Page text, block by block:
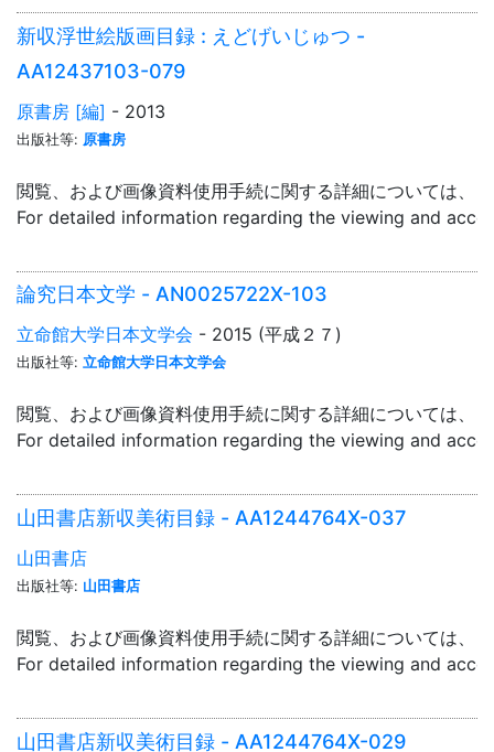
新収浮世絵版画目録 : えどげいじゅつ -
AA12437103-079
原書房 [編] - 2013
出版社等: 原書房
閲覧、および画像資料使用手続に関する詳細については、「
For detailed information regarding the viewing and
論究日本文学 - AN0025722X-103
立命館大学日本文学会 - 2015 (平成２７)
出版社等: 立命館大学日本文学会
閲覧、および画像資料使用手続に関する詳細については、「
For detailed information regarding the viewing and
山田書店新収美術目録 - AA1244764X-037
山田書店
出版社等: 山田書店
閲覧、および画像資料使用手続に関する詳細については、「
For detailed information regarding the viewing and
山田書店新収美術目録 - AA1244764X-029